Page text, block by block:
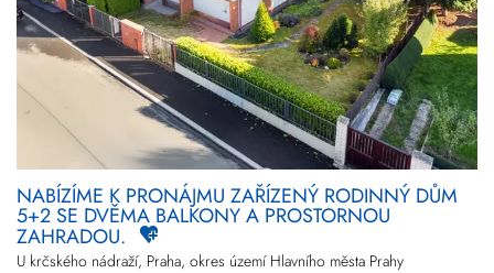
NABÍZÍME K PRONÁJMU ZAŘÍZENÝ RODINNÝ DŮM
5+2 SE DVĚMA BALKONY A PROSTORNOU
ZAHRADOU.
U krčského nádraží, Praha, okres území Hlavního města Prahy